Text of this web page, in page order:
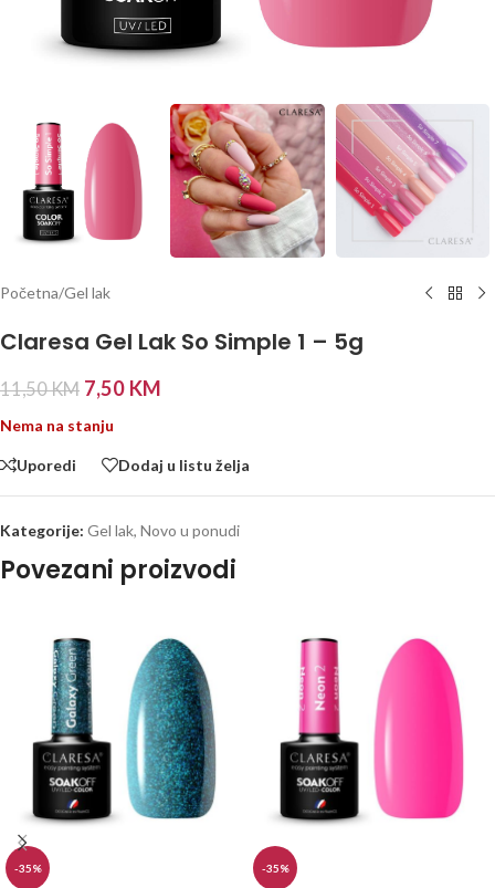
Početna/Gel lak
Claresa Gel Lak So Simple 1 – 5g
11,50KM 7,50 KM
Nema na stanju
Uporedi Dodaj u listu želja
Kategorije: Gel lak, Novo u ponudi
Povezani proizvodi
-35% -35%